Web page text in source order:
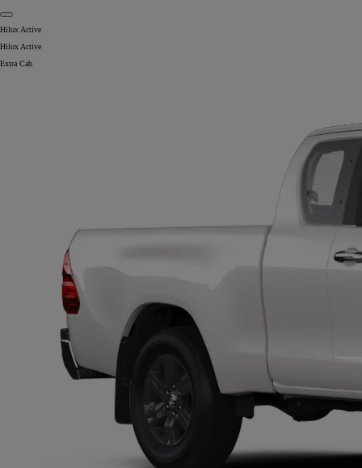
Hilux Active
Hilux Active
Extra Cab